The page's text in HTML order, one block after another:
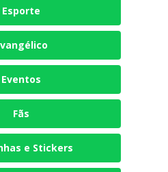
Esporte
Eventos
Fãs
e Stickers